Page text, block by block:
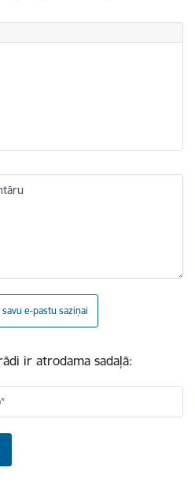
e-pastu saziņai
ir atrodama sadaļā: